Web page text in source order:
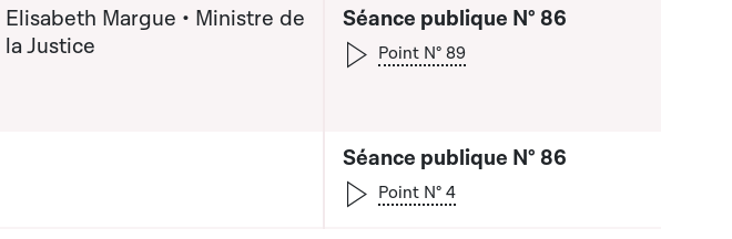
Elisabeth Margue • Ministre de
la Justice
Séance publique N° 86
Point N° 89
Séance publique N° 86
Point N° 4